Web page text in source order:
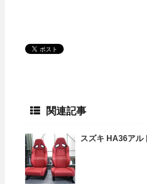
関連記事
スズキ HA36アル